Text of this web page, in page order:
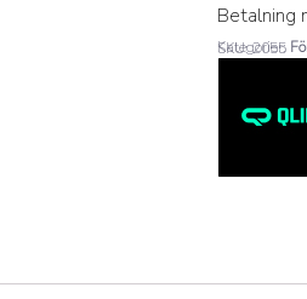
Betalning
SKU: 2055
Kategorier: